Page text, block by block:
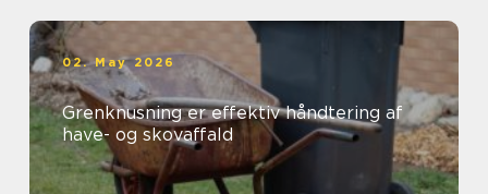
02. May 2026
Grenknusning er effektiv håndtering af
have- og skovaffald